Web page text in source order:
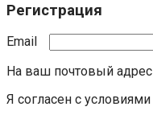
Регистрация
Email
На ваш почтовый
Я согласен с условиями